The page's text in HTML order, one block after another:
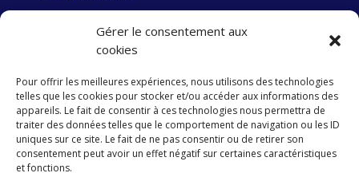
Gérer le consentement aux
cookies
Pour offrir les meilleures expériences, nous utilisons des technologies
telles que les cookies pour stocker et/ou accéder aux informations des
appareils. Le fait de consentir à ces technologies nous permettra de
traiter des données telles que le comportement de navigation ou les ID
uniques sur ce site. Le fait de ne pas consentir ou de retirer son
consentement peut avoir un effet négatif sur certaines caractéristiques
et fonctions.
Stock Picking
Publication